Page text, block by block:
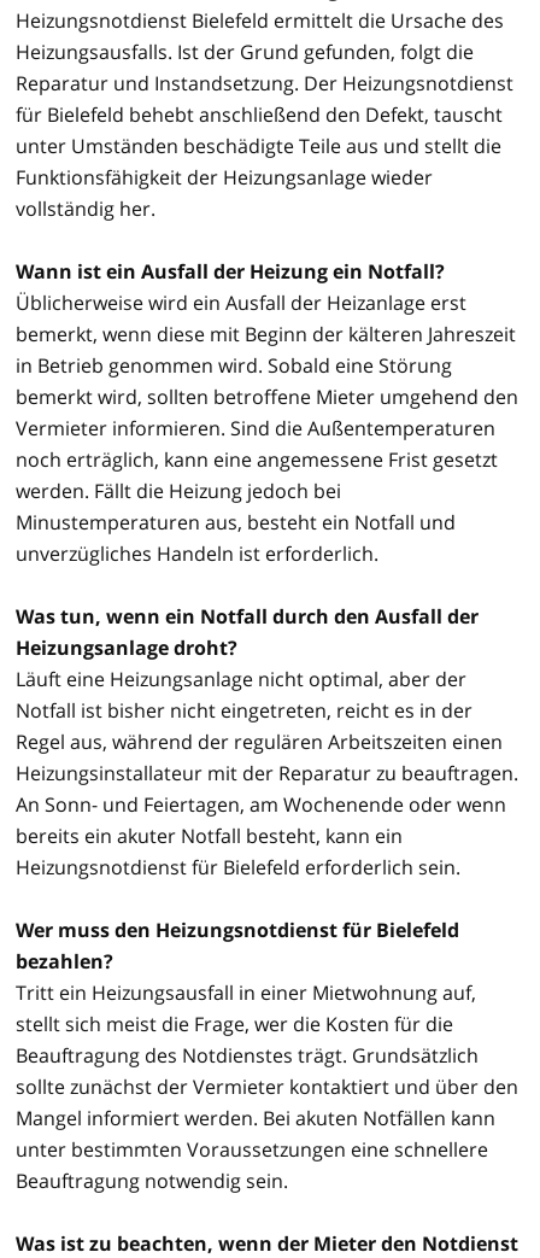
Heizungsnotdienst Bielefeld ermittelt die Ursache des
Heizungsausfalls. Ist der Grund gefunden, folgt die
Reparatur und Instandsetzung. Der Heizungsnotdienst
für Bielefeld behebt anschließend den Defekt, tauscht
unter Umständen beschädigte Teile aus und stellt die
Funktionsfähigkeit der Heizungsanlage wieder
vollständig her.
Wann ist ein Ausfall der Heizung ein Notfall?
Üblicherweise wird ein Ausfall der Heizanlage erst
bemerkt, wenn diese mit Beginn der kälteren Jahreszeit
in Betrieb genommen wird. Sobald eine Störung
bemerkt wird, sollten betroffene Mieter umgehend den
Vermieter informieren. Sind die Außentemperaturen
noch erträglich, kann eine angemessene Frist gesetzt
werden. Fällt die Heizung jedoch bei
Minustemperaturen aus, besteht ein Notfall und
unverzügliches Handeln ist erforderlich.
Was tun, wenn ein Notfall durch den Ausfall der
Heizungsanlage droht?
Läuft eine Heizungsanlage nicht optimal, aber der
Notfall ist bisher nicht eingetreten, reicht es in der
Regel aus, während der regulären Arbeitszeiten einen
Heizungsinstallateur mit der Reparatur zu beauftragen.
An Sonn- und Feiertagen, am Wochenende oder wenn
bereits ein akuter Notfall besteht, kann ein
Heizungsnotdienst für Bielefeld erforderlich sein.
Wer muss den Heizungsnotdienst für Bielefeld
bezahlen?
Tritt ein Heizungsausfall in einer Mietwohnung auf,
stellt sich meist die Frage, wer die Kosten für die
Beauftragung des Notdienstes trägt. Grundsätzlich
sollte zunächst der Vermieter kontaktiert und über den
Mangel informiert werden. Bei akuten Notfällen kann
unter bestimmten Voraussetzungen eine schnellere
Beauftragung notwendig sein.
Was ist zu beachten, wenn der Mieter den Notdienst